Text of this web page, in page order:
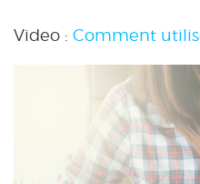
Video : Comment